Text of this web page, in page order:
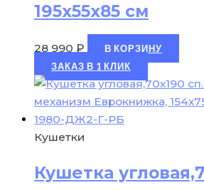
195х55х85 см
28 990 ₽
В КОРЗИНУ
ЗАКАЗ В 1 КЛИК
Кушетки
Кушетка